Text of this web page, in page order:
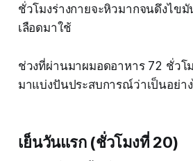
ชั่วโมงร่างกายจะหิวมากจนดึงไข
เลือดมาใช้
ช่วงที่ผ่านมาผมอดอาหาร 72 ชั่วโ
มาแบ่งปันประสบการณ์ว่าเป็นอย่าง
เย็นวันแรก (ชั่วโมงที่ 20)